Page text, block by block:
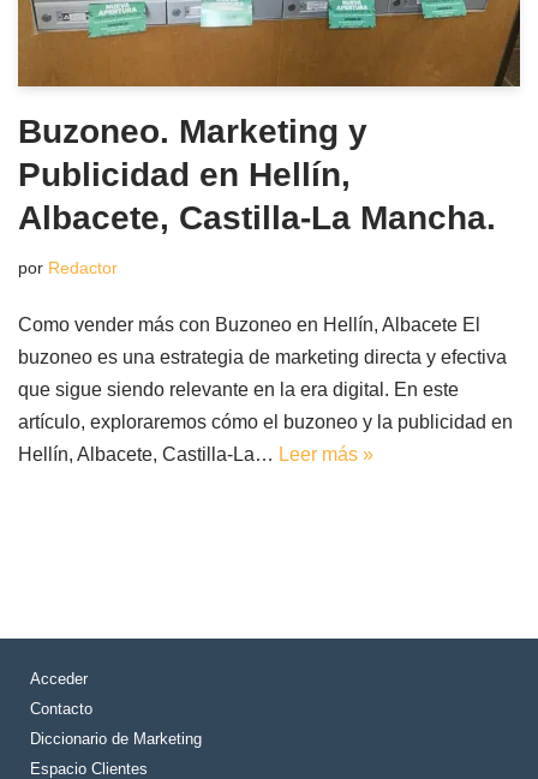
Buzoneo. Marketing y
Publicidad en Hellín,
Albacete, Castilla-La Mancha.
por Redactor
Como vender más con Buzoneo en Hellín, Albacete El
buzoneo es una estrategia de marketing directa y efectiva
que sigue siendo relevante en la era digital. En este
artículo, exploraremos cómo el buzoneo y la publicidad en
Hellín, Albacete, Castilla-La… Leer más »
Acceder
Contacto
Diccionario de Marketing
Espacio Clientes